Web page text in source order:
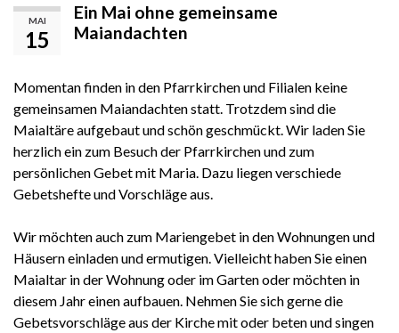
MAI
15
Ein Mai ohne gemeinsame
Maiandachten
Momentan finden in den Pfarrkirchen und Filialen keine
gemeinsamen Maiandachten statt. Trotzdem sind die
Maialtäre aufgebaut und schön geschmückt. Wir laden Sie
herzlich ein zum Besuch der Pfarrkirchen und zum
persönlichen Gebet mit Maria. Dazu liegen verschiede
Gebetshefte und Vorschläge aus.
Wir möchten auch zum Mariengebet in den Wohnungen und
Häusern einladen und ermutigen. Vielleicht haben Sie einen
Maialtar in der Wohnung oder im Garten oder möchten in
diesem Jahr einen aufbauen. Nehmen Sie sich gerne die
Gebetsvorschläge aus der Kirche mit oder beten und singen